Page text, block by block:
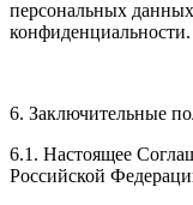
персональных
конфиденциальности.
6. Заключительные
6.1. Настоящее
Российской